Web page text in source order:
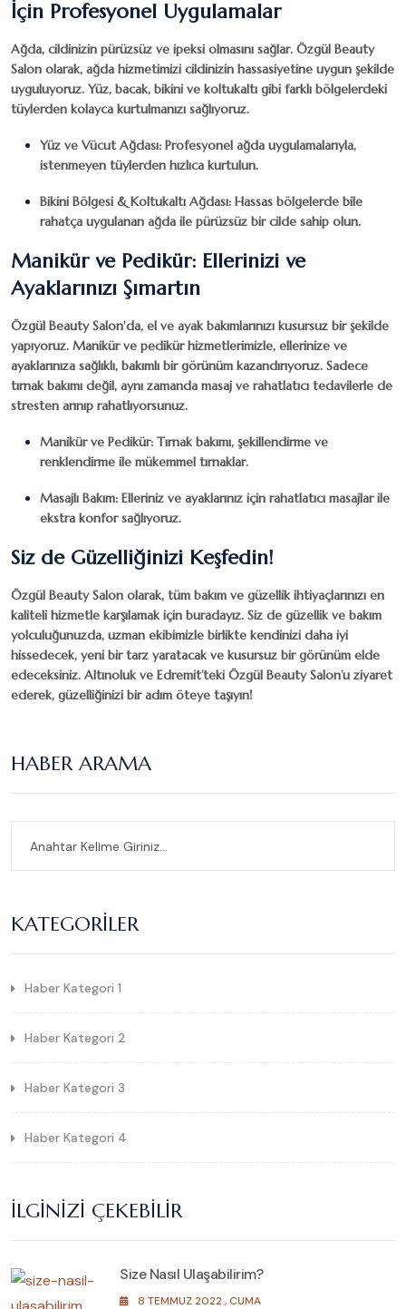
İçin Profesyonel Uygulamalar
Ağda, cildinizin pürüzsüz ve ipeksi olmasını sağlar. Özgül Beauty
Salon olarak, ağda hizmetimizi cildinizin hassasiyetine uygun şekilde
uyguluyoruz. Yüz, bacak, bikini ve koltukaltı gibi farklı bölgelerdeki
tüylerden kolayca kurtulmanızı sağlıyoruz.
Yüz ve Vücut Ağdası: Profesyonel ağda uygulamalarıyla,
istenmeyen tüylerden hızlıca kurtulun.
Bikini Bölgesi & Koltukaltı Ağdası: Hassas bölgelerde bile
rahatça uygulanan ağda ile pürüzsüz bir cilde sahip olun.
Manikür ve Pedikür: Ellerinizi ve
Ayaklarınızı Şımartın
Özgül Beauty Salon'da, el ve ayak bakımlarınızı kusursuz bir şekilde
yapıyoruz. Manikür ve pedikür hizmetlerimizle, ellerinize ve
ayaklarınıza sağlıklı, bakımlı bir görünüm kazandırıyoruz. Sadece
tırnak bakımı değil, aynı zamanda masaj ve rahatlatıcı tedavilerle de
stresten arınıp rahatlıyorsunuz.
Manikür ve Pedikür: Tırnak bakımı, şekillendirme ve
renklendirme ile mükemmel tırnaklar.
Masajlı Bakım: Elleriniz ve ayaklarınız için rahatlatıcı masajlar ile
ekstra konfor sağlıyoruz.
Siz de Güzelliğinizi Keşfedin!
Özgül Beauty Salon olarak, tüm bakım ve güzellik ihtiyaçlarınızı en
kaliteli hizmetle karşılamak için buradayız. Siz de güzellik ve bakım
yolculuğunuzda, uzman ekibimizle birlikte kendinizi daha iyi
hissedecek, yeni bir tarz yaratacak ve kusursuz bir görünüm elde
edeceksiniz. Altınoluk ve Edremit’teki Özgül Beauty Salon’u ziyaret
ederek, güzelliğinizi bir adım öteye taşıyın!
HABER ARAMA
KATEGORILER
Haber Kategori 1
Haber Kategori 2
Haber Kategori 3
Haber Kategori 4
İLGINIZI ÇEKEBILIR
Size Nasıl Ulaşabilirim?
8 TEMMUZ 2022 , CUMA